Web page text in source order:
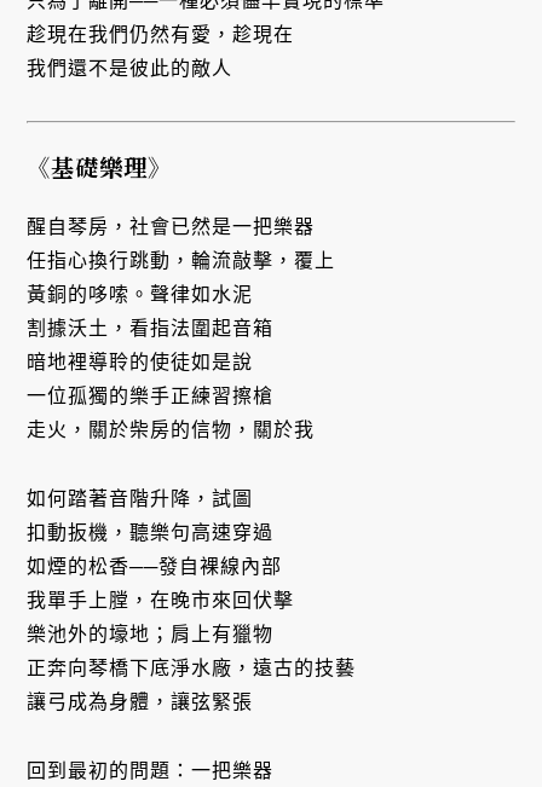
趁現在我們仍然有愛，趁現在
我們還不是彼此的敵人
《基礎樂理》
醒自琴房，社會已然是一把樂器
任指心換行跳動，輪流敲擊，覆上
黃銅的哆嗦。聲律如水泥
割據沃土，看指法圍起音箱
暗地裡導聆的使徒如是說
一位孤獨的樂手正練習擦槍
走火，關於柴房的信物，關於我
如何踏著音階升降，試圖
扣動扳機，聽樂句高速穿過
如煙的松香──發自裸線內部
我單手上膛，在晚市來回伏擊
樂池外的壕地；肩上有獵物
正奔向琴橋下底淨水廠，遠古的技藝
讓弓成為身體，讓弦緊張
回到最初的問題：一把樂器